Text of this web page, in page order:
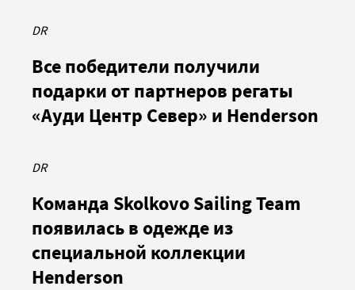
DR
Все победители получили
подарки от партнеров регаты
«Ауди Центр Север» и Henderson
DR
Команда Skolkovo Sailing Team
появилась в одежде из
специальной коллекции
Henderson